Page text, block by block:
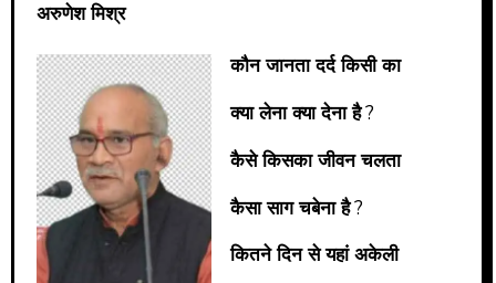
अरुणेश मिश्र
कौन जानता दर्द किसी का
क्या लेना क्या देना है?
कैसे किसका जीवन चलता
कैसा साग चबेना है?
कितने दिन से यहां अकेली